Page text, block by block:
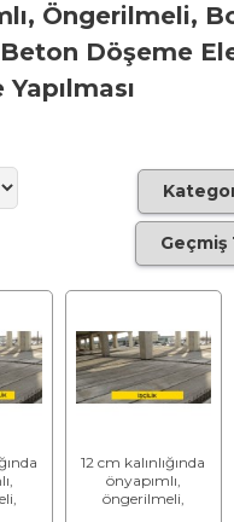
Öngerilmeli,
Beton Döşeme
12 cm kalınlığında
önyapımlı,
öngerilmeli,